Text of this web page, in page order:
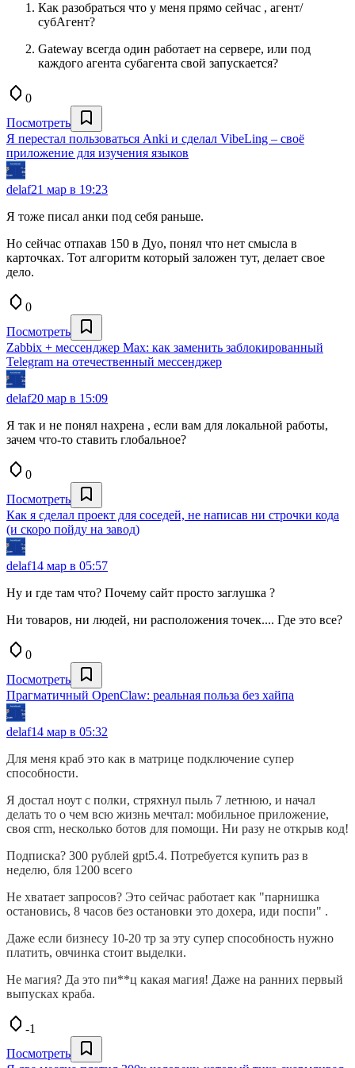
Как разобраться что у меня прямо сейчас , агент/
субАгент?
Gateway всегда один работает на сервере, или под
каждого агента субагента свой запускается?
0
Посмотреть
Я перестал пользоваться Anki и сделал VibeLing – своё
приложение для изучения языков
delaf21 мар в 19:23
Я тоже писал анки под себя раньше.
Но сейчас отпахав 150 в Дуо, понял что нет смысла в
карточках. Тот алгоритм который заложен тут, делает свое
дело.
0
Посмотреть
Zabbix + мессенджер Max: как заменить заблокированный
Telegram на отечественный мессенджер
delaf20 мар в 15:09
Я так и не понял нахрена , если вам для локальной работы,
зачем что-то ставить глобальное?
0
Посмотреть
Как я сделал проект для соседей, не написав ни строчки кода
(и скоро пойду на завод)
delaf14 мар в 05:57
Ну и где там что? Почему сайт просто заглушка ?
Ни товаров, ни людей, ни расположения точек.... Где это все?
0
Посмотреть
Прагматичный OpenClaw: реальная польза без хайпа
delaf14 мар в 05:32
Для меня краб это как в матрице подключение супер
способности.
Я достал ноут с полки, стряхнул пыль 7 летнюю, и начал
делать то о чем всю жизнь мечтал: мобильное приложение,
своя crm, несколько ботов для помощи. Ни разу не открыв код!
Подписка? 300 рублей gpt5.4. Потребуется купить раз в
неделю, бля 1200 всего
Не хватает запросов? Это сейчас работает как "парнишка
остановись, 8 часов без остановки это дохера, иди поспи" .
Даже если бизнесу 10-20 тр за эту супер способность нужно
платить, овчинка стоит выделки.
Не магия? Да это пи**ц какая магия! Даже на ранних первый
выпусках краба.
-1
Посмотреть